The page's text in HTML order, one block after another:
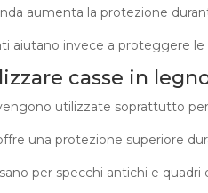
aumenta la protezione
aiutano invece a proteggere
casse in
utilizzate soprattutto
una protezione superiore
per specchi antichi e quadri